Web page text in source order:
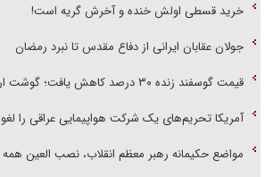
خرید قسطی اولش خنده و آخرش گریه است!
جولان عقابان ایرانی از دفاع مقدس تا نبرد رمضان
قیمت گوسفند زنده ۳۰ درصد کاهش یافت؛ گوشت ارزان نشد
آمریکا تحریم‌های یک شرکت هواپیمایی عراقی را
مواضع حکیمانه رهبر معظم انقلاب، نصب العین